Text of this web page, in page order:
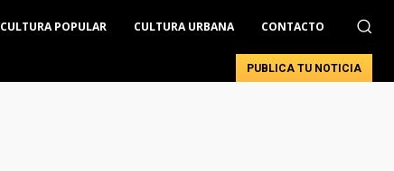
CULTURA POPULAR CULTURA URBANA CONTACTO
PUBLICA TU NOTICIA